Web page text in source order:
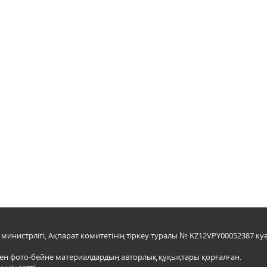
Ақпарат комитетінің тіркеу туралы № KZ12VPY00052387
фото-бейне материалдардың авторлық құқықтары қорғалған.